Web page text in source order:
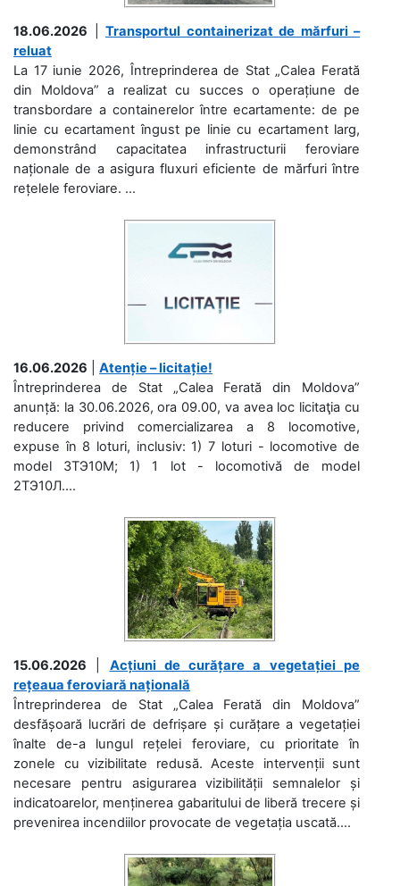
18.06.2026
Transportul containerizat de mărfuri –
reluat
La 17 iunie 2026, Întreprinderea de Stat „Calea Ferată
din Moldova” a realizat cu succes o operațiune de
transbordare a containerelor între ecartamente: de pe
linie cu ecartament îngust pe linie cu ecartament larg,
demonstrând capacitatea infrastructurii feroviare
naționale de a asigura fluxuri eficiente de mărfuri între
rețelele feroviare. ...
16.06.2026
Atenție – licitație!
Întreprinderea de Stat „Calea Ferată din Moldova”
anunță: la 30.06.2026, ora 09.00, va avea loc licitaţia cu
reducere privind comercializarea a 8 locomotive,
expuse în 8 loturi, inclusiv: 1) 7 loturi - locomotive de
model 3ТЭ10М; 1) 1 lot - locomotivă de model
2ТЭ10Л....
15.06.2026
Acțiuni de curățare a vegetației pe
rețeaua feroviară națională
Întreprinderea de Stat „Calea Ferată din Moldova”
desfășoară lucrări de defrișare și curățare a vegetației
înalte de-a lungul rețelei feroviare, cu prioritate în
zonele cu vizibilitate redusă. Aceste intervenții sunt
necesare pentru asigurarea vizibilității semnalelor și
indicatoarelor, menținerea gabaritului de liberă trecere și
prevenirea incendiilor provocate de vegetația uscată....